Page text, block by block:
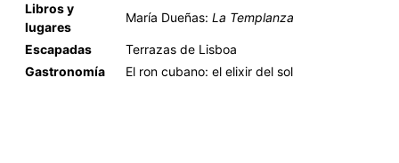
Libros y
lugares
María Dueñas: La Templanza
Escapadas
Terrazas de Lisboa
Gastronomía
El ron cubano: el elixir del sol